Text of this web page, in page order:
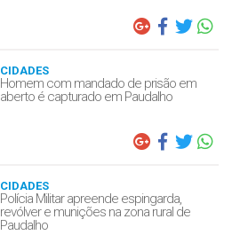
CIDADES
Homem com mandado de prisão em
aberto é capturado em Paudalho
CIDADES
Polícia Militar apreende espingarda,
revólver e munições na zona rural de
Paudalho